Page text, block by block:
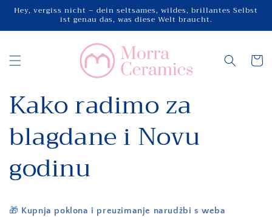
zum
Hey, vergiss nicht – dein seltsames, wildes, brillantes Selbst
ist genau das, was diese Welt braucht.
Kako radimo za
blagdane i Novu
godinu
🎁 Kupnja poklona i preuzimanje narudžbi s weba